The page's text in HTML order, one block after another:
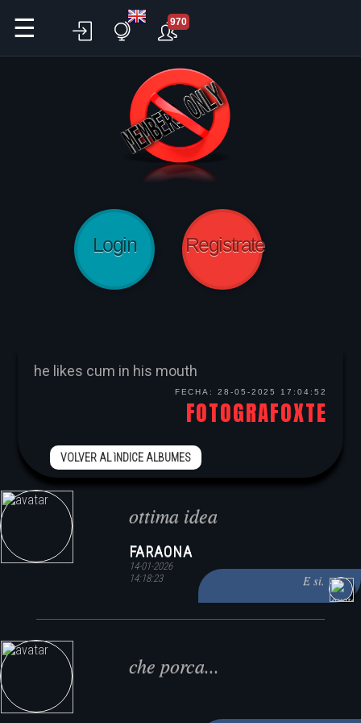
970
☰
Login Registrate
he likes cum in his mouth
FECHA:28-05-2025 17:04:52
FOTOGRAFOXTE
VOLVER AL ìNDICE ALBUMES
ottima idea
E si.
FARAONA
14-01-2026
14:18:23
che porca...